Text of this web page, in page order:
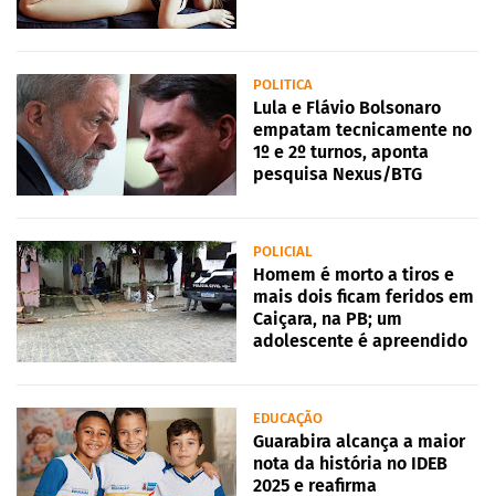
POLITICA
Lula e Flávio Bolsonaro
empatam tecnicamente no
1º e 2º turnos, aponta
pesquisa Nexus/BTG
POLICIAL
Homem é morto a tiros e
mais dois ficam feridos em
Caiçara, na PB; um
adolescente é apreendido
EDUCAÇÃO
Guarabira alcança a maior
nota da história no IDEB
2025 e reafirma